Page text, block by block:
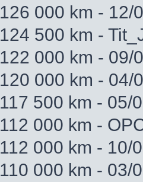
126 000 km - 12/
124 500 km -
122 000 km - 09/
120 000 km - 04/
117 500 km - 05/
112 000 km -
112 000 km - 10/
110 000 km - 03/